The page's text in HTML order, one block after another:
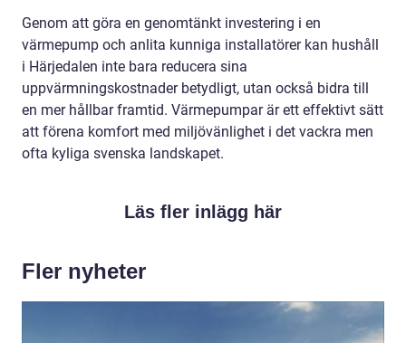
Genom att göra en genomtänkt investering i en
värmepump och anlita kunniga installatörer kan hushåll
i Härjedalen inte bara reducera sina
uppvärmningskostnader betydligt, utan också bidra till
en mer hållbar framtid. Värmepumpar är ett effektivt sätt
att förena komfort med miljövänlighet i det vackra men
ofta kyliga svenska landskapet.
Läs fler inlägg här
Fler nyheter